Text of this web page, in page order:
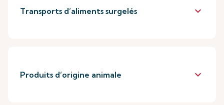
Transports d’aliments surgelés keyboard_arrow_down
Produits d’origine animale keyboard_arrow_down